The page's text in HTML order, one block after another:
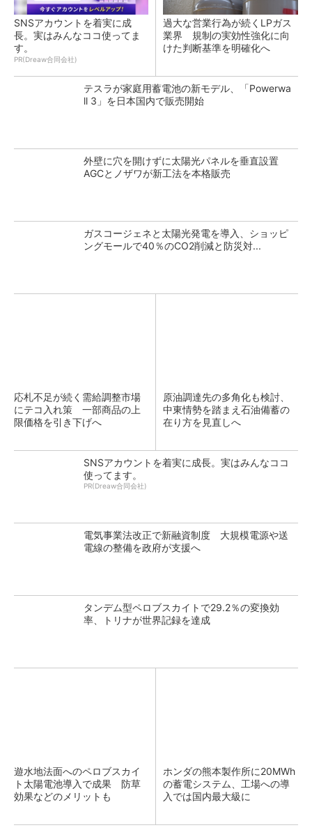
SNSアカウントを着実に成
長。実はみんなココ使ってま
す。
PR(Dreaw合同会社)
過大な営業行為が続くLPガス
業界 規制の実効性強化に向
けた判断基準を明確化へ
テスラが家庭用蓄電池の新モデル、「Powerwa
ll 3」を日本国内で販売開始
外壁に穴を開けずに太陽光パネルを垂直設置
AGCとノザワが新工法を本格販売
ガスコージェネと太陽光発電を導入、ショッピ
ングモールで40％のCO2削減と防災対...
応札不足が続く需給調整市場
にテコ入れ策 一部商品の上
限価格を引き下げへ
原油調達先の多角化も検討、
中東情勢を踏まえ石油備蓄の
在り方を見直しへ
SNSアカウントを着実に成長。実はみんなココ
使ってます。
PR(Dreaw合同会社)
電気事業法改正で新融資制度 大規模電源や送
電線の整備を政府が支援へ
タンデム型ペロブスカイトで29.2％の変換効
率、トリナが世界記録を達成
遊水地法面へのペロブスカイ
ト太陽電池導入で成果 防草
効果などのメリットも
ホンダの熊本製作所に20MWh
の蓄電システム、工場への導
入では国内最大級に